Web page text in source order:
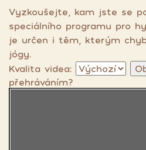
Vyzkoušejte, kam jste se
speciálního programu pro
je určen i těm, kterým
jógy.
Kvalita videa:
přehráváním?